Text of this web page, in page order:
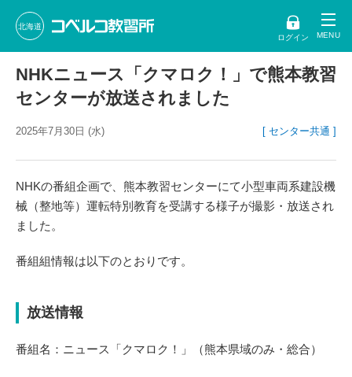
北海道
ログイン
NHKニュース「クマロク！」で熊本教習
センターが放送されました
2025年7月30日 (水) [ センター共通 ]
NHKの番組企画で、熊本教習センターにて小型車両系建設機
械（整地等）運転特別教育を受講する様子が撮影・放送され
ました。
番組組情報は以下のとおりです。
放送情報
番組名：ニュース「クマロク！」（熊本県域のみ・総合）